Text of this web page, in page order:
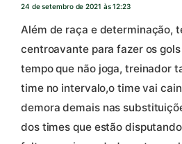
24 de setembro de 2021 às 12:23
Além de raça e determinação,
centroavante para fazer os
tempo que não joga, treinador
time no intervalo,o time vai
demora demais nas
dos times que estão